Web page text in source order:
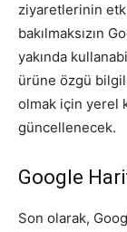
ziyaretlerinin
bakılmaksızın
yakında
ürüne özgü
olmak için yerel
güncellenecek.
Google
Son olarak,